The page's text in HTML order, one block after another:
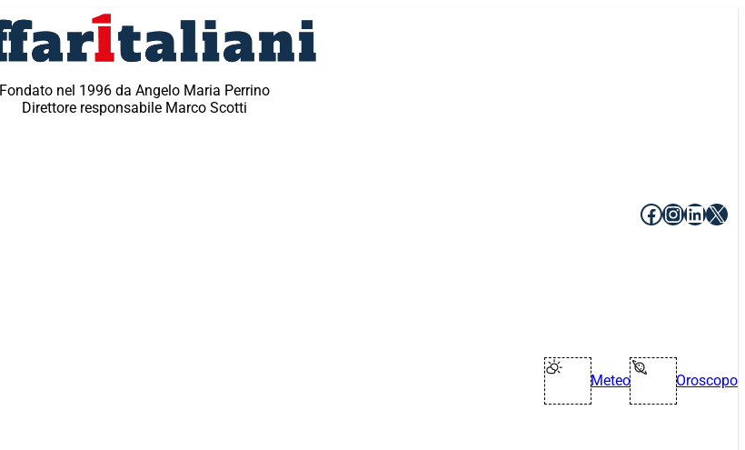
Fondato nel 1996 da Angelo Maria Perrino
Direttore responsabile Marco Scotti
Facebook
X
Meteo Oroscopo